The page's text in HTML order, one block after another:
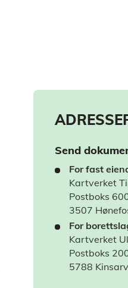
Send
For fast
Kartverket
Postboks
3507
For
Kartverket
Postboks
5788